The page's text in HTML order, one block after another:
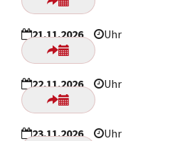
21.11.2026 Uhr
22.11.2026 Uhr
23.11.2026 Uhr